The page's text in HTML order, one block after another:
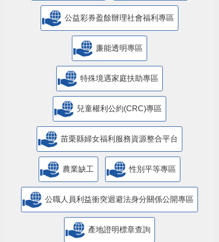
公益彩券盈餘辦理社會福利專區
廉能透明專區
特殊境遇家庭扶助專區
兒童權利公約(CRC)專區
苗栗縣婦女福利服務資源整合平台
農業缺工 性別平等專區
公職人員利益衝突迴避法身分關係公開專區
產地證明標章查詢